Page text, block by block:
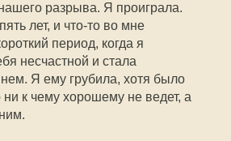
разрыва. Я проиграла.
лет, и что-то во мне
период, когда я
несчастной и стала
Я ему грубила, хотя было
ни к чему хорошему не ведет, а